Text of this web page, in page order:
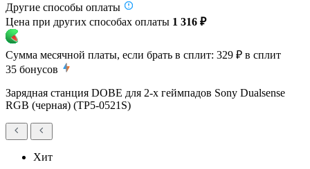
Другие способы оплаты
Цена при других способах оплаты 1 316 ₽
Сумма месячной платы, если брать в сплит: 329 ₽ в сплит
35 бонусов
Зарядная станция DOBE для 2-х геймпадов Sony Dualsense
RGB (черная) (TP5-0521S)
Хит